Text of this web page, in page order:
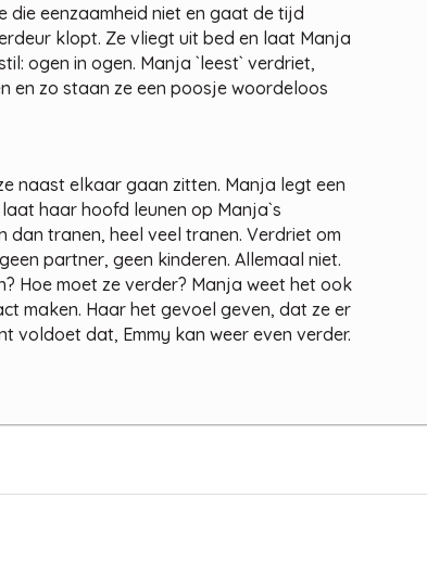
die eenzaamheid niet en gaat de tijd
klopt. Ze vliegt uit bed en laat Manja
ogen in ogen. Manja `leest` verdriet,
en zo staan ze een poosje woordeloos
naast elkaar gaan zitten. Manja legt een
haar hoofd leunen op Manja`s
dan tranen, heel veel tranen. Verdriet om
partner, geen kinderen. Allemaal niet.
Hoe moet ze verder? Manja weet het ook
maken. Haar het gevoel geven, dat ze er
voldoet dat, Emmy kan weer even verder.